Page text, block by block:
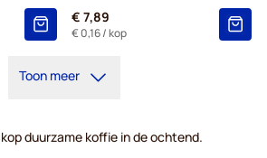
€ 7,89
€ 0,16/ kop
Toon meer
duurzame koffie in de ochtend.